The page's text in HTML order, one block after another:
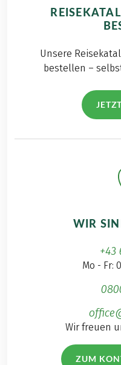
Unsere
bestellen –
WIR
+43
Mo - Fr:
Wir freuen
ZUM